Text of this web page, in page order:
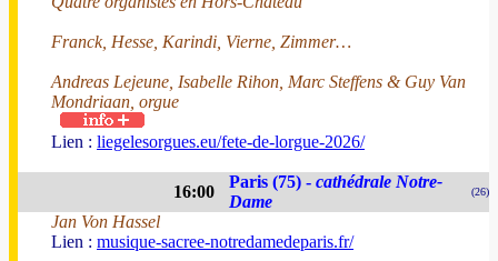
Franck, Hesse, Karindi, Vierne, Zimmer…
Andreas Lejeune, Isabelle Rihon, Marc Steffens & Guy Van
Mondriaan, orgue
Lien : liegelesorgues.eu/fete-de-lorgue-2026/
16:00
Paris (75) - cathédrale Notre-
Dame
(26)
Jan Von Hassel
Lien : musique-sacree-notredamedeparis.fr/